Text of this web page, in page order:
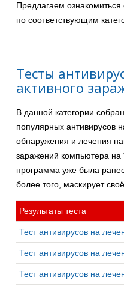
Предлагаем ознакомиться
по соответствующим
Тесты
активного
В данной категории
популярных антивирусов
обнаружения и лечения
заражений компьютера на
программа уже была
более того, маскирует
Результаты теста
Тест антивирусов на
Тест антивирусов на
Тест антивирусов на